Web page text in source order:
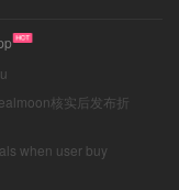
核实后发布折
when user buy